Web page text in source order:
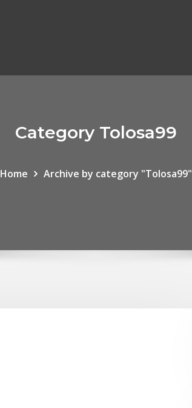
Category Tolosa99
Home Archive by category "Tolosa99"